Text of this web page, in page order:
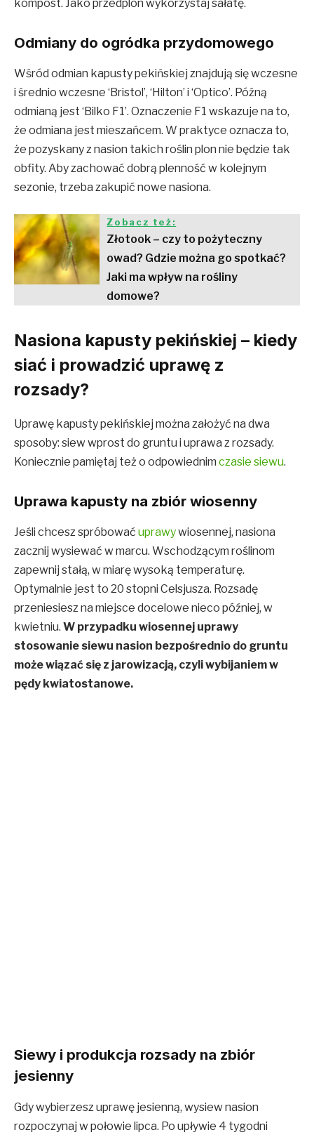
kompost. Jako przedplon wykorzystaj sałatę.
Odmiany do ogródka przydomowego
Wśród odmian kapusty pekińskiej znajdują się wczesne
i średnio wczesne ‘Bristol’, ‘Hilton’ i ‘Optico’. Późną
odmianą jest ‘Bilko F1’. Oznaczenie F1 wskazuje na to,
że odmiana jest mieszańcem. W praktyce oznacza to,
że pozyskany z nasion takich roślin plon nie będzie tak
obfity. Aby zachować dobrą plenność w kolejnym
sezonie, trzeba zakupić nowe nasiona.
Zobacz też:
Złotook – czy to pożyteczny
owad? Gdzie można go spotkać?
Jaki ma wpływ na rośliny
domowe?
Nasiona kapusty pekińskiej – kiedy
siać i prowadzić uprawę z
rozsady?
Uprawę kapusty pekińskiej można założyć na dwa
sposoby: siew wprost do gruntu i uprawa z rozsady.
Koniecznie pamiętaj też o odpowiednim czasie siewu.
Uprawa kapusty na zbiór wiosenny
Jeśli chcesz spróbować uprawywiosennej, nasiona
zacznij wysiewać w marcu. Wschodzącym roślinom
zapewnij stałą, w miarę wysoką temperaturę.
Optymalnie jest to 20 stopni Celsjusza. Rozsadę
przeniesiesz na miejsce docelowe nieco później, w
kwietniu. W przypadku wiosennej uprawy
stosowanie siewu nasion bezpośrednio do gruntu
może wiązać się z jarowizacją, czyli wybijaniem w
pędy kwiatostanowe.
Siewy i produkcja rozsady na zbiór
jesienny
Gdy wybierzesz uprawę jesienną, wysiew nasion
rozpoczynaj w połowie lipca. Po upływie 4 tygodni